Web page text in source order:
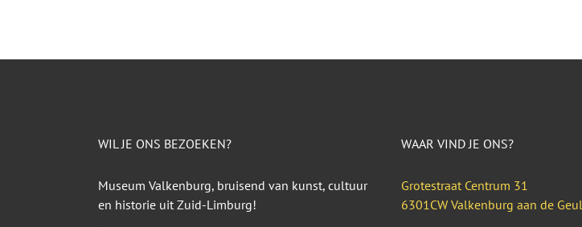
WIL JE ONS BEZOEKEN?
Museum Valkenburg, bruisend van kunst, cultuur
en historie uit Zuid-Limburg!
WAAR VIND JE ONS?
Grotestraat Centrum 31
6301CW Valkenburg aan de Geul